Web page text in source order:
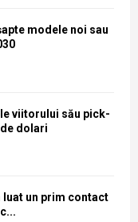
modele noi sau
viitorului său pick-
dolari
luat un prim contact